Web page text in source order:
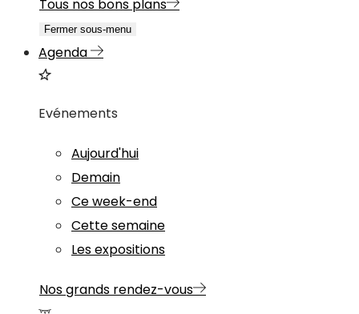
Tous nos bons plans
Fermer sous-menu
Agenda
Evénements
Aujourd'hui
Demain
Ce week-end
Cette semaine
Les expositions
Nos grands rendez-vous